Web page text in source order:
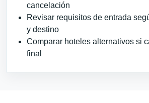
cancelación
Revisar requisitos de entrada
y destino
Comparar hoteles alternativos si
final